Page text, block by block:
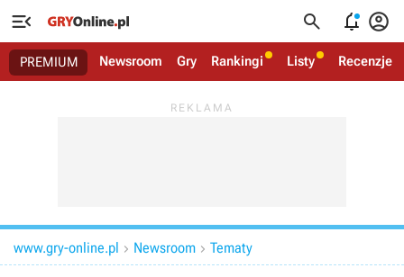
   
PREMIUM Newsroom Gry Rankingi Listy Recenzje
www.gry-online.pl  Newsroom  Tematy